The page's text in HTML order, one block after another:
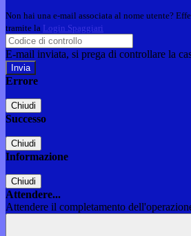
Non hai una e-mail associata al nome utente?
tramite la Login Spaggiari
E-mail inviata, si prega di controllare la
Errore
Chiudi
Successo
Chiudi
Informazione
Chiudi
Attendere...
Attendere il completamento